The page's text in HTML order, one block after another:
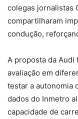
colegas jornalistas
compartilharam
condução,
A proposta da
avaliação em
testar a autonomia
dados do Inmetro
capacidade de